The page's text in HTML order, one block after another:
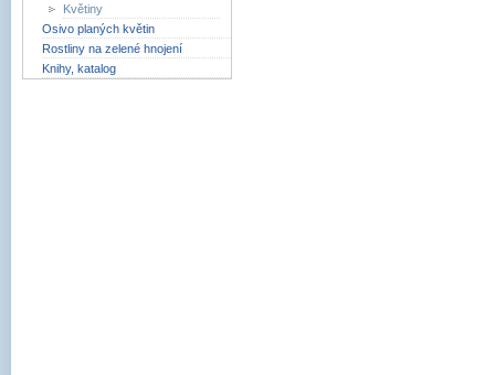
Květiny
Osivo planých květin
Rostliny na zelené hnojení
Knihy, katalog